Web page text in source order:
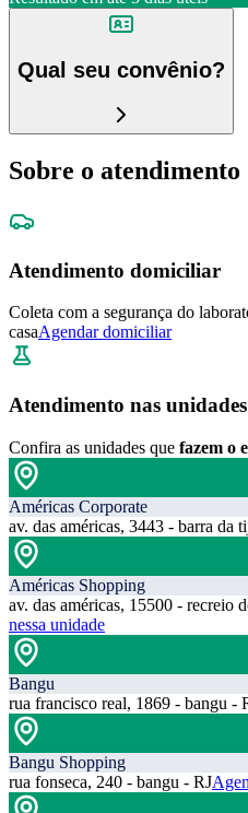
Qual seu convênio?
Sobre o atendimento
Atendimento domiciliar
Coleta com a segurança do
casaAgendar domiciliar
Atendimento nas unidades
Confira as unidades que fazem o
Américas Corporate
av. das américas, 3443 - barra da
Américas Shopping
av. das américas, 15500 - recreio
nessa unidade
Bangu
rua francisco real, 1869 - bangu -
Bangu Shopping
rua fonseca, 240 - bangu - RJ